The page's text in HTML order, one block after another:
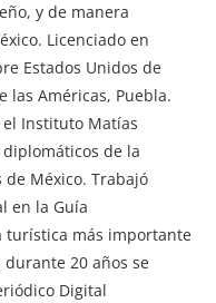
y de manera
Licenciado en
Estados Unidos de
las Américas, Puebla.
el Instituto Matías
de la
de México. Trabajó
en la Guía
turística más importante
20 años se
Digital